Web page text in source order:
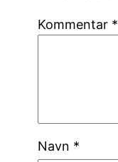
Kommentar *
Navn *